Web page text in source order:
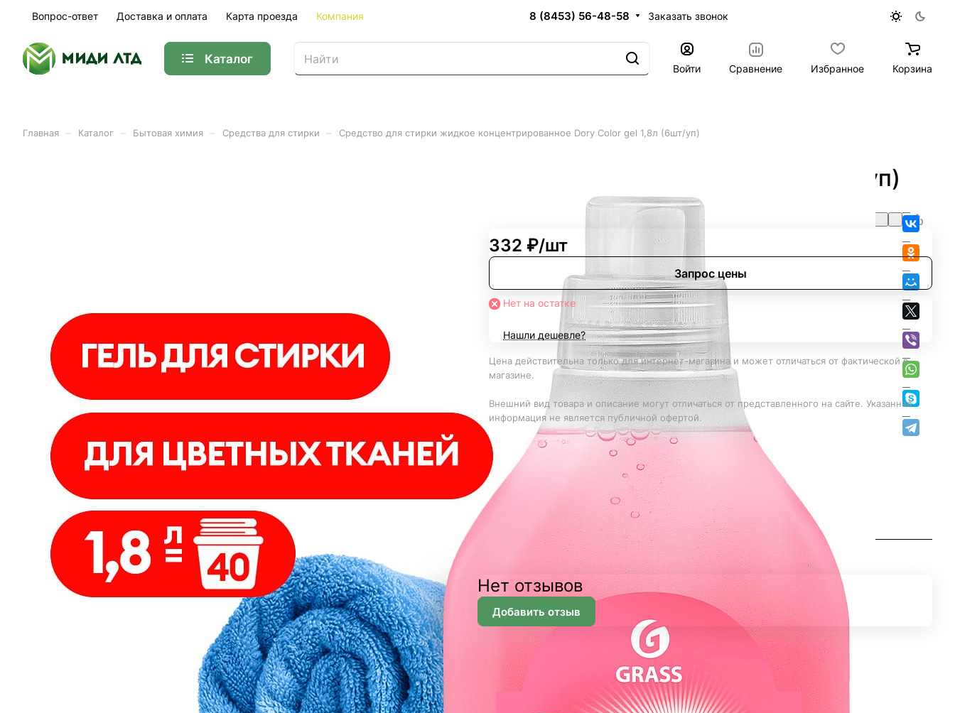
Вопрос-ответ Доставка и оплата Карта проезда Компания 8 (8453) 56-48-58 Заказать звонок
Каталог
Войти Сравнение Избранное Корзина
Главная Каталог Бытовая химия Средства для стирки Средство для стирки жидкое концентрированное Dory Color gel 1,8л (6шт/уп)
Средство для стирки жидкое концентрированное Dory Color gel 1,8л (6шт/уп)
332 ₽/шт
Запрос цены
Нет на остатке
Нашли дешевле?
Цена действительна только для интернет-магазина и может отличаться от фактической в
магазине.
Внешний вид товара и описание могут отличаться от представленного на сайте. Указанная
информация не является публичной офертой.
Отзывы Доставка
Загрузка отзывов...
Нет отзывов
Добавить отзыв